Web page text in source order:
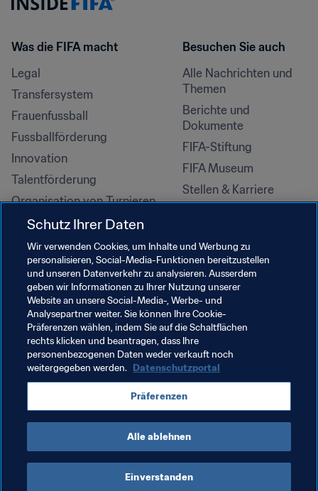
Was die FIFA macht
Legal
Transfersystem
Frauenfussball
Fussballförderung
Innovation
Talentförderung
Organisation von Turnieren
Nachhaltigkeit
Menschenrechte und
Antidiskriminierung
Gesundheit und Medizin
Bildungsinitiativen
Besuchen Sie auch
Alle Nachrichten und
Themen
Berichte und
Dokumente
FIFA-Stiftung
FIFA Museum
Stellen & Karriere
NUTZUNGSBEDINGUNGEN
FIFA-DATENSCHUTZPORTAL
DOWNLOADS
COOKIE-EINSTELLUNGEN
Urheberrechte © 1994–2025 FIFA. Alle Rechte vorbehalten.
Schutz Ihrer Daten
Wir verwenden Cookies, um Inhalte und Werbung zu
personalisieren, Social-Media-Funktionen bereitzustellen
und unseren Datenverkehr zu analysieren. Ausserdem
geben wir Informationen zu Ihrer Nutzung unserer
Website an unsere Social-Media-, Werbe- und
Analysepartner weiter. Sie können Ihre Cookie-
Präferenzen wählen, indem Sie auf die Schaltflächen
rechts klicken und beantragen, dass Ihre
personenbezogenen Daten weder verkauft noch
weitergegeben werden. Datenschutzportal
Präferenzen
Alle ablehnen
Einverstanden